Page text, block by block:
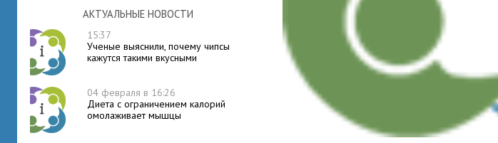
АКТУАЛЬНЫЕ НОВОСТИ
15:37
Ученые выяснили, почему чипсы
кажутся такими вкусными
04 февраля в 16:26
Диета с ограничением калорий
омолаживает мышцы